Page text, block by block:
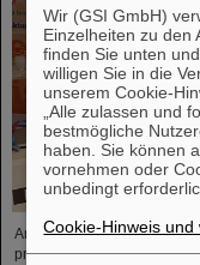
Anlässlich des
präsentierten sich GSI/
Wir (GSI GmbH)
Einzelheiten zu den
finden Sie unten
willigen Sie in die
unserem Cookie-
„Alle zulassen und
bestmögliche
haben. Sie können
vornehmen oder
unbedingt
Cookie-Hinweis